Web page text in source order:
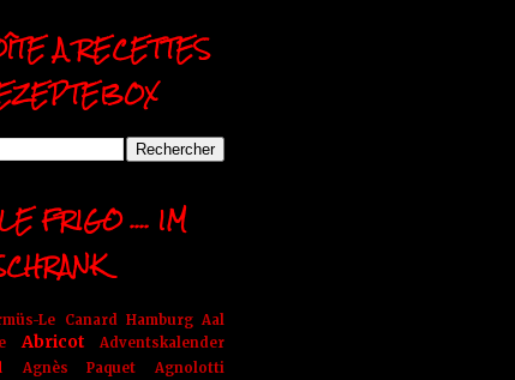
A RECETTES
FRIGO .... IM
Le Canard Hamburg Aal
Abricot Adventskalender
Agnès Paquet
Agnolotti